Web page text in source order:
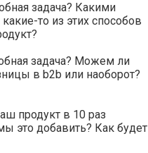
задача? Какими
то из этих способов
задача? Можем ли
в b2b или наоборот?
продукт в 10 раз
это добавить? Как будет